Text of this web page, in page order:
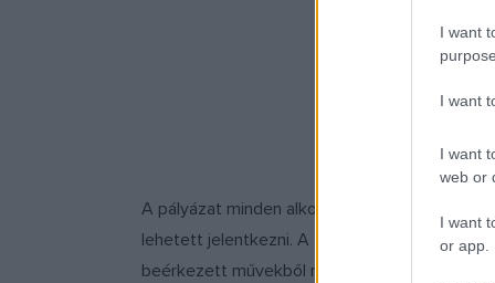
I want
I want
I want
web or
I want
or app.
A pályázat minden alkotóterület felé nyitott
lehetett jelentkezni. A felhívásra 67 pályázat
beérkezett művekből rendezett időszaki